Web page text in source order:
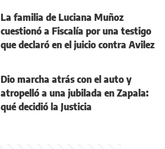
La familia de Luciana Muñoz
cuestionó a Fiscalía por una testigo
que declaró en el juicio contra Avilez
Dio marcha atrás con el auto y
atropelló a una jubilada en Zapala:
qué decidió la Justicia